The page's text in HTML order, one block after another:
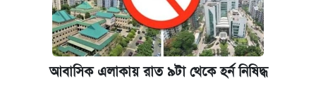
আবাসিক এলাকায় রাত ৯টা থেকে হর্ন নিষিদ্ধ